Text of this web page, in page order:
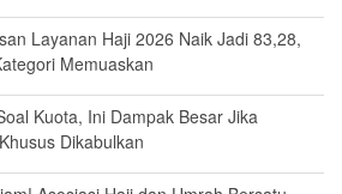
Layanan Haji 2026 Naik Jadi 83,28,
Memuaskan
Kuota, Ini Dampak Besar Jika
Dikabulkan